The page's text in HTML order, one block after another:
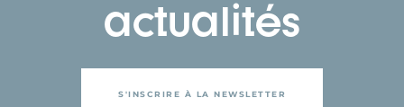
actualités
S'INSCRIRE À LA NEWSLETTER